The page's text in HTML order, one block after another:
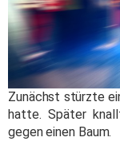
Zunächst stürzte
hatte. Später
gegen einen Baum.